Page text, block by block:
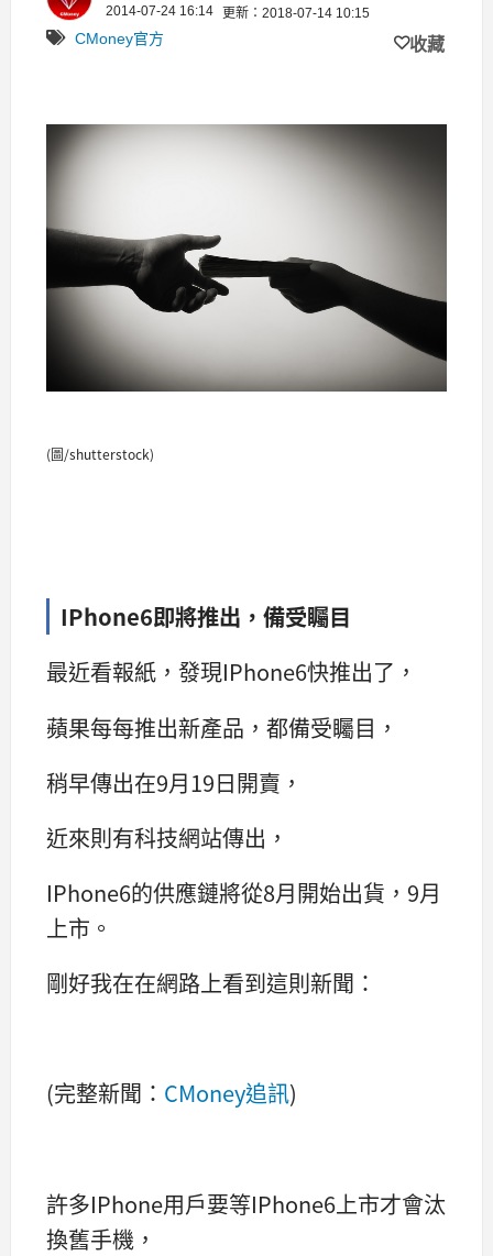
2014-07-24 16:14 更新：2018-07-14 10:15
CMoney官方 收藏
(圖/shutterstock)
IPhone6即將推出，備受矚目
最近看報紙，發現IPhone6快推出了，
蘋果每每推出新產品，都備受矚目，
稍早傳出在9月19日開賣，
近來則有科技網站傳出，
IPhone6的供應鏈將從8月開始出貨，9月
上市。
剛好我在在網路上看到這則新聞：
(完整新聞： CMoney追訊)
許多IPhone用戶要等IPhone6上市才會汰
換舊手機，